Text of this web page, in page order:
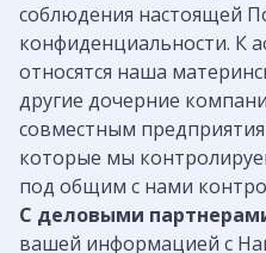
соблюдения настоящей
конфиденциальности. К
относятся наша
другие дочерние
совместным
которые мы
под общим с нами
С деловыми
вашей информацией с